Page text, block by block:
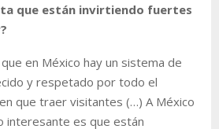
que están invirtiendo fuertes
en México hay un sistema de
y respetado por todo el
que traer visitantes (…) A México
interesante es que están